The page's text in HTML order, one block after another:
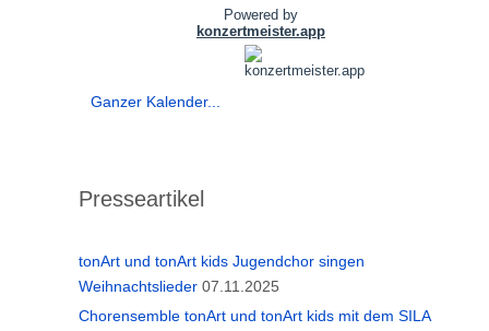
Ganzer Kalender...
Presseartikel
tonArt und tonArt kids Jugendchor singen
Weihnachtslieder 07.11.2025
Chorensemble tonArt und tonArt kids mit dem SILA